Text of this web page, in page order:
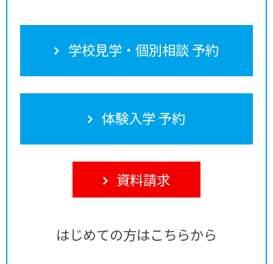
学校見学・個別相談 予約
体験入学 予約
資料請求
はじめての方はこちらから